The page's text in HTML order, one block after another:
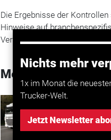
Nichts mehr
1x im Monat die
Trucker-Welt.
Jetzt Newsletter
Die Ergebnisse der
Hinweise auf
Verbesserungsbedarf bei der
Mehr zum Thema
Transport
2025